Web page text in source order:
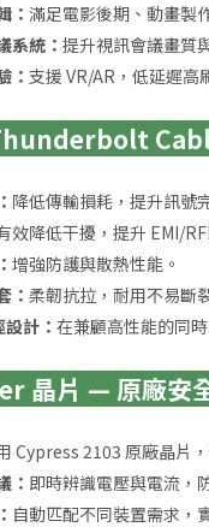
： 滿足電影後期、動畫製
系統： 提升視訊會議畫質
： 支援 VR/AR，低延遲高
降低傳輸損耗，提升訊號
效降低干擾，提升 EMI/
增強防護與散熱性能。
： 柔韌抗拉，耐用不易斷
計： 在兼顧高性能的同
晶片 — 原廠安
Cypress 2103 原廠晶片
： 即時辨識電壓與電流，
自動匹配不同裝置需求，